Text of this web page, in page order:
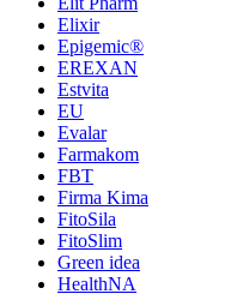
Elixir
Epigemic®
EREXAN
Estvita
EU
Evalar
Farmakom
FBT
Firma Kima
FitoSila
FitoSlim
Green idea
HealthNA